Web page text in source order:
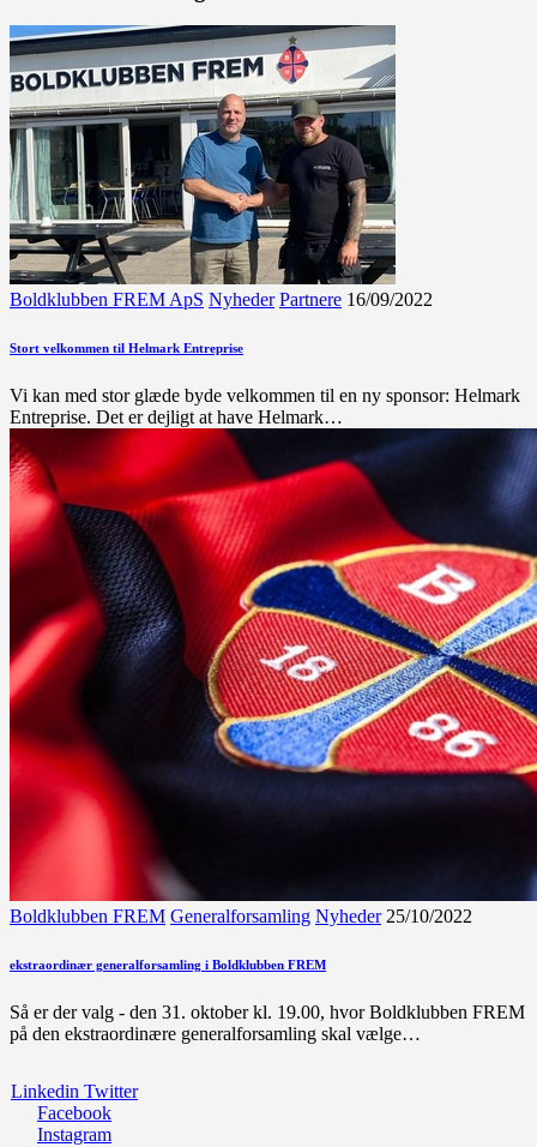
Boldklubben FREM ApS Nyheder Partnere 16/09/2022
Stort velkommen til Helmark Entreprise
Vi kan med stor glæde byde velkommen til en ny sponsor: Helmark
Entreprise. Det er dejligt at have Helmark…
Boldklubben FREM Generalforsamling Nyheder 25/10/2022
ekstraordinær generalforsamling i Boldklubben FREM
Så er der valg - den 31. oktober kl. 19.00, hvor Boldklubben FREM
på den ekstraordinære generalforsamling skal vælge…
Linkedin Twitter
Facebook
Instagram